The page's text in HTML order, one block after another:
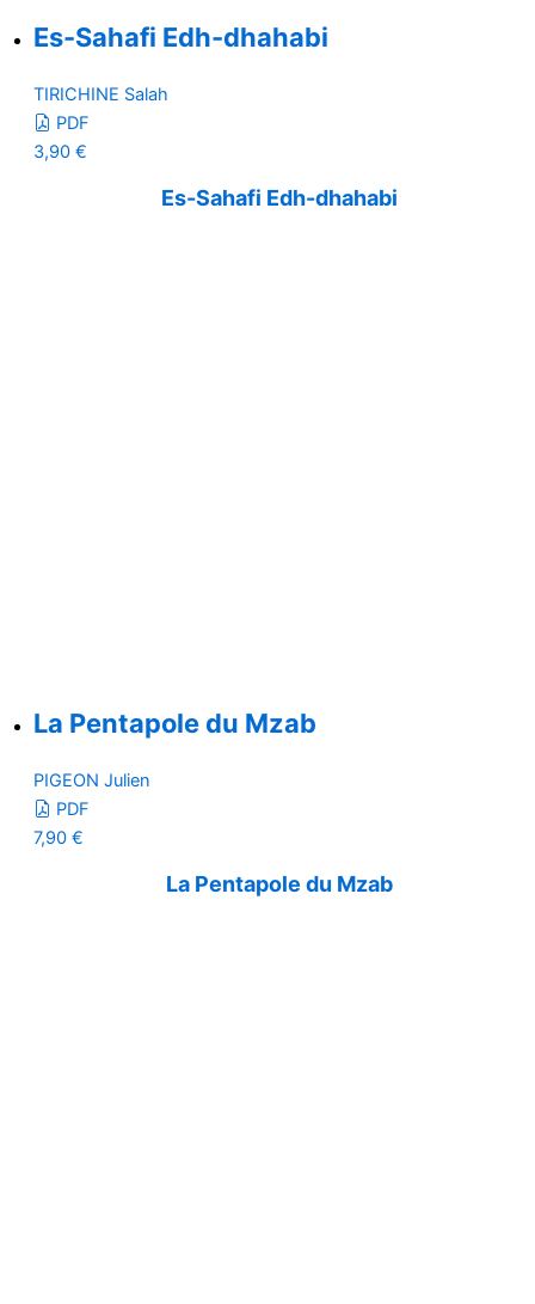
Es-Sahafi Edh-dhahabi
TIRICHINE Salah
PDF
3,90 €
Es-Sahafi Edh-dhahabi
La Pentapole du Mzab
PIGEON Julien
PDF
7,90 €
La Pentapole du Mzab